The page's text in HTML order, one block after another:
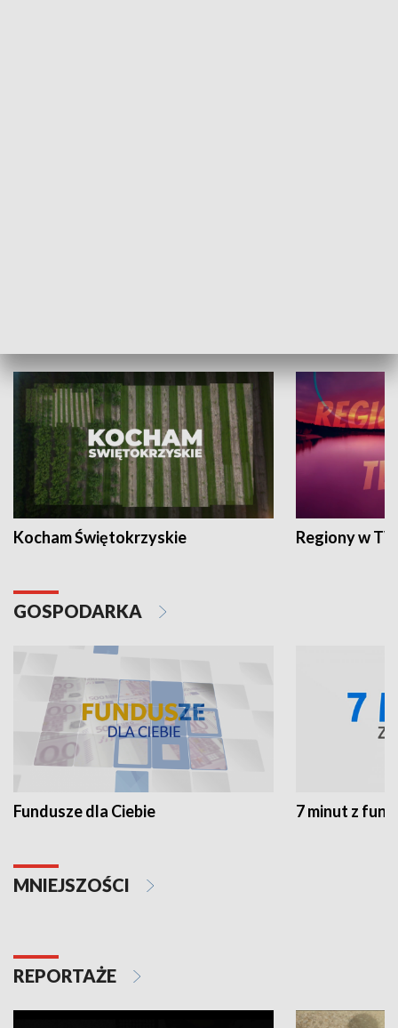
Kocham Świętokrzyskie Regiony w
GOSPODARKA
Fundusze dla Ciebie 7 minut z
MNIEJSZOŚCI
REPORTAŻE